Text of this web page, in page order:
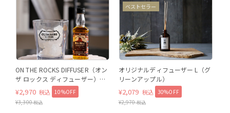
WILD WEST
ON THE ROCKS DIFFUSER（オン
ザ ロックス ディフューザー）
WILD WEST
¥2,970 税込 10%OFF
¥3,300税込
ベストセラー
オリジナルディフューザー L（グ
リーンアップル）
¥2,079 税込 30%OFF
¥2,970税込